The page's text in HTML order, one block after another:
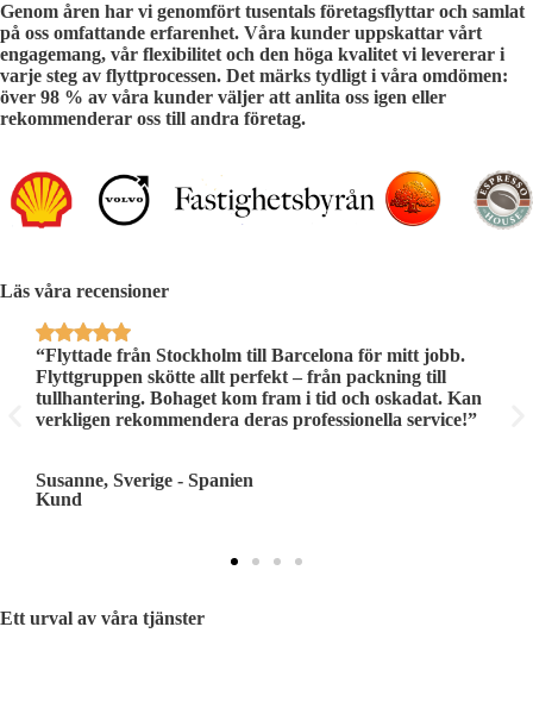
Genom åren har vi genomfört tusentals företagsflyttar och samlat
på oss omfattande erfarenhet. Våra kunder uppskattar vårt
engagemang, vår flexibilitet och den höga kvalitet vi levererar i
varje steg av flyttprocessen. Det märks tydligt i våra omdömen:
över 98 % av våra kunder väljer att anlita oss igen eller
rekommenderar oss till andra företag.
Läs våra recensioner
“Flyttade från Stockholm till Barcelona för mitt jobb.
Flyttgruppen skötte allt perfekt – från packning till
tullhantering. Bohaget kom fram i tid och oskadat. Kan
verkligen rekommendera deras professionella service!”
Susanne, Sverige - Spanien
Kund
Ett urval av våra tjänster